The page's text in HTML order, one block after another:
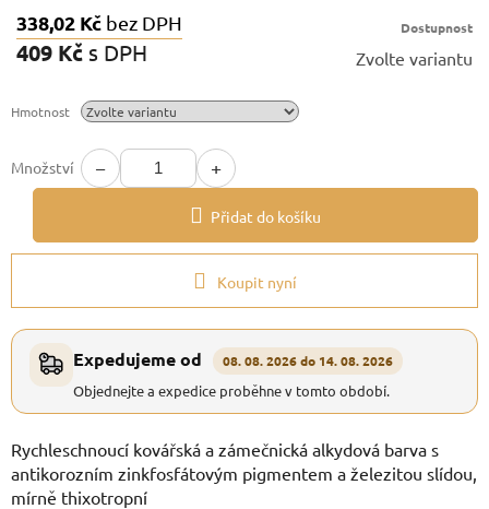
338,02 Kč bez DPH
409 Kč s DPH
cena:
Dostupnost
Zvolte variantu
Hmotnost
Množství − +
Přidat do košíku
Koupit nyní
Expedujeme od 08. 08. 2026 do 14. 08. 2026
Objednejte a expedice proběhne v tomto období.
Rychleschnoucí kovářská a zámečnická alkydová barva s
antikorozním zinkfosfátovým pigmentem a železitou slídou,
mírně thixotropní